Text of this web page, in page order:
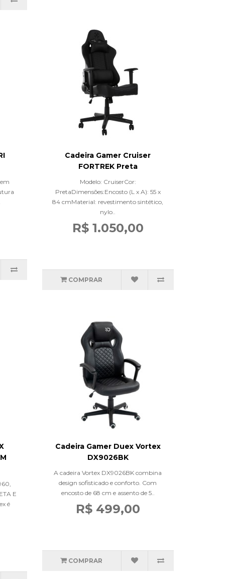
Cadeira Gamer Cruiser
FORTREK Preta
Modelo: CruiserCor:
PretaDimensões:Encosto (L x A): 55 x
84 cmMaterial: revestimento sintético,
nylo..
R$ 1.050,00
COMPRAR
E
é
Cadeira Gamer Duex Vortex
DX9026BK
A cadeira Vortex DX9026BK combina
design sofisticado e conforto. Com
encosto de 68 cm e assento de 5..
R$ 499,00
COMPRAR